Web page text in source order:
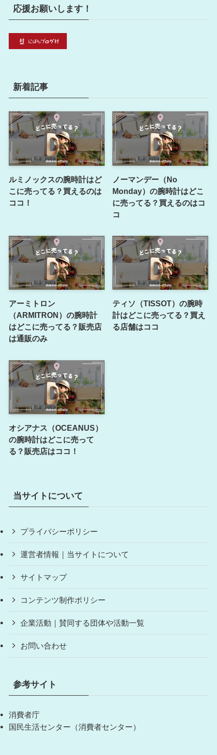
応援お願いします！
新着記事
ルミノックスの腕時計はど
こに売ってる？買えるのは
ココ！
ノーマンデー（No
Monday）の腕時計はどこ
に売ってる？買えるのはコ
コ
アーミトロン
（ARMITRON）の腕時計
はどこに売ってる？販売店
は通販のみ
ティソ（TISSOT）の腕時
計はどこに売ってる？買え
る店舗はココ
オシアナス（OCEANUS）
の腕時計はどこに売って
る？販売店はココ！
当サイトについて
プライバシーポリシー
運営者情報｜当サイトについて
サイトマップ
コンテンツ制作ポリシー
企業活動｜賛同する団体や活動一覧
お問い合わせ
参考サイト
消費者庁
国民生活センター（消費者センター）